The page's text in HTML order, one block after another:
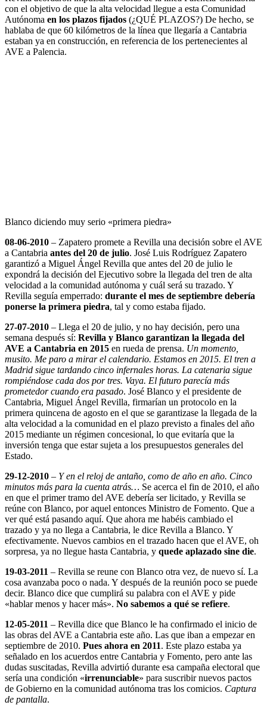
con el objetivo de que la alta velocidad llegue a esta Comunidad
Autónoma en los plazos fijados (¿QUÉ PLAZOS?) De hecho, se
hablaba de que 60 kilómetros de la línea que llegaría a Cantabria
estaban ya en construcción, en referencia de los pertenecientes al
AVE a Palencia.
Blanco diciendo muy serio «primera piedra»
08-06-2010 – Zapatero promete a Revilla una decisión sobre el AVE
a Cantabria antes del 20 de julio. José Luis Rodríguez Zapatero
garantizó a Miguel Ángel Revilla que antes del 20 de julio le
expondrá la decisión del Ejecutivo sobre la llegada del tren de alta
velocidad a la comunidad autónoma y cuál será su trazado. Y
Revilla seguía emperrado: durante el mes de septiembre debería
ponerse la primera piedra, tal y como estaba fijado.
27-07-2010 – Llega el 20 de julio, y no hay decisión, pero una
semana después sí: Revilla y Blanco garantizan la llegada del
AVE a Cantabria en 2015 en rueda de prensa. Un momento,
musito. Me paro a mirar el calendario. Estamos en 2015. El tren a
Madrid sigue tardando cinco infernales horas. La catenaria sigue
rompiéndose cada dos por tres. Vaya. El futuro parecía más
prometedor cuando era pasado. José Blanco y el presidente de
Cantabria, Miguel Ángel Revilla, firmarían un protocolo en la
primera quincena de agosto en el que se garantizase la llegada de la
alta velocidad a la comunidad en el plazo previsto a finales del año
2015 mediante un régimen concesional, lo que evitaría que la
inversión tenga que estar sujeta a los presupuestos generales del
Estado.
29-12-2010 – Y en el reloj de antaño, como de año en año. Cinco
minutos más para la cuenta atrás… Se acerca el fin de 2010, el año
en que el primer tramo del AVE debería ser licitado, y Revilla se
reúne con Blanco, por aquel entonces Ministro de Fomento. Que a
ver qué está pasando aquí. Que ahora me habéis cambiado el
trazado y ya no llega a Cantabria, le dice Revilla a Blanco. Y
efectivamente. Nuevos cambios en el trazado hacen que el AVE, oh
sorpresa, ya no llegue hasta Cantabria, y quede aplazado sine die.
19-03-2011 – Revilla se reune con Blanco otra vez, de nuevo sí. La
cosa avanzaba poco o nada. Y después de la reunión poco se puede
decir. Blanco dice que cumplirá su palabra con el AVE y pide
«hablar menos y hacer más». No sabemos a qué se refiere.
12-05-2011 – Revilla dice que Blanco le ha confirmado el inicio de
las obras del AVE a Cantabria este año. Las que iban a empezar en
septiembre de 2010. Pues ahora en 2011. Este plazo estaba ya
señalado en los acuerdos entre Cantabria y Fomento, pero ante las
dudas suscitadas, Revilla advirtió durante esa campaña electoral que
sería una condición «irrenunciable» para suscribir nuevos pactos
de Gobierno en la comunidad autónoma tras los comicios. Captura
de pantalla.